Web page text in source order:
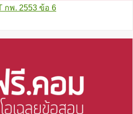
กพ. 2553 ข้อ 6